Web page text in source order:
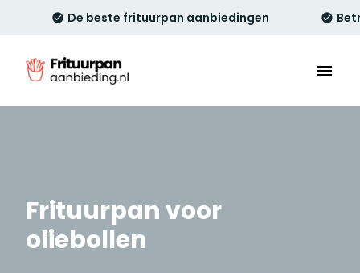
De beste frituurpan aanbiedingen
Frituurpan voor
oliebollen